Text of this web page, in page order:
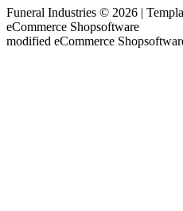
Funeral Industries © 2026 |
eCommerce Shopsoftware
modified eCommerce